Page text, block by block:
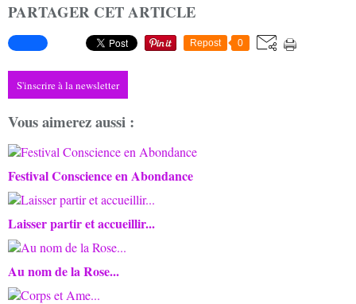
PARTAGER CET ARTICLE
Repost 0
S'inscrire à la newsletter
Vous aimerez aussi :
Festival Conscience en Abondance
Laisser partir et accueillir...
Au nom de la Rose...